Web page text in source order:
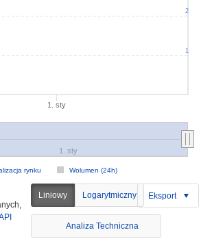
1. sty
rynku Wolumen (24h)
1. sty
1
2
Liniowy Logarytmiczny Eksport
Analiza Techniczna